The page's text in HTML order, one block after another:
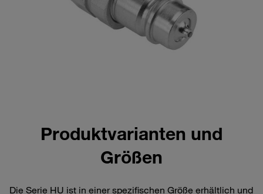
Produktvarianten und
Größen
Die Serie HU ist in einer spezifischen Größe erhältlich und